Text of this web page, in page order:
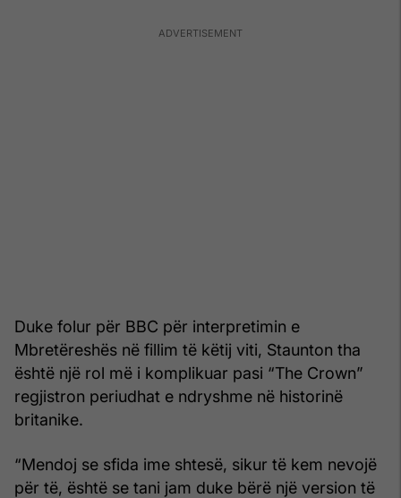
Duke folur për BBC për interpretimin e
Mbretëreshës në fillim të këtij viti, Staunton tha
është një rol më i komplikuar pasi “The Crown”
regjistron periudhat e ndryshme në historinë
britanike.
“Mendoj se sfida ime shtesë, sikur të kem nevojë
për të, është se tani jam duke bërë një version të